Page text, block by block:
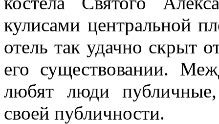
кулисами центральной
отель так удачно скрыт
его существовании.
любят люди
своей публичности.